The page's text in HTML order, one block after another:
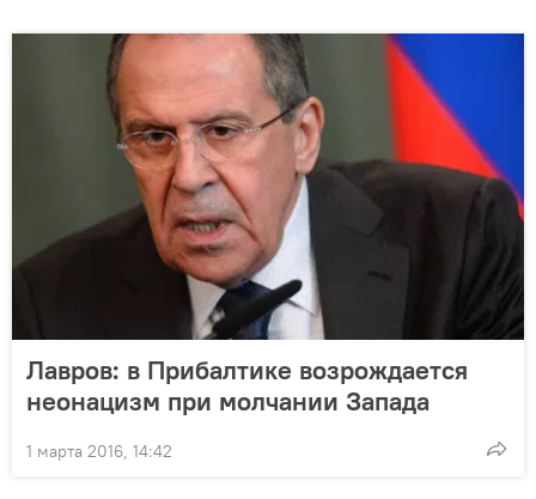
Лавров: в Прибалтике возрождается
неонацизм при молчании Запада
1 марта 2016, 14:42